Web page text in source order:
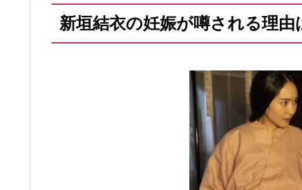
新垣結衣の妊娠が噂される理由